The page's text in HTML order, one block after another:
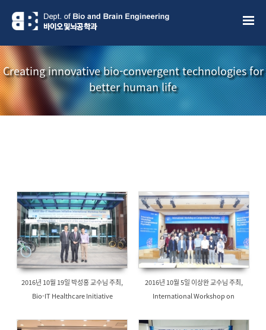
Creating innovative bio-convergent technologies for
better human life
소식지
2016년 10월 19일 박성홍 교수님 주최,
Bio-IT Healthcare Initiative
2016년 10월 5일 이상완 교수님 주최,
International Workshop on